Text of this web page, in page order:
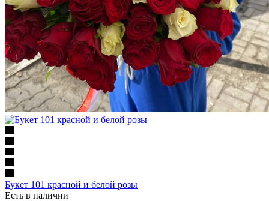
Букет 101 красной и белой розы
Есть в наличии